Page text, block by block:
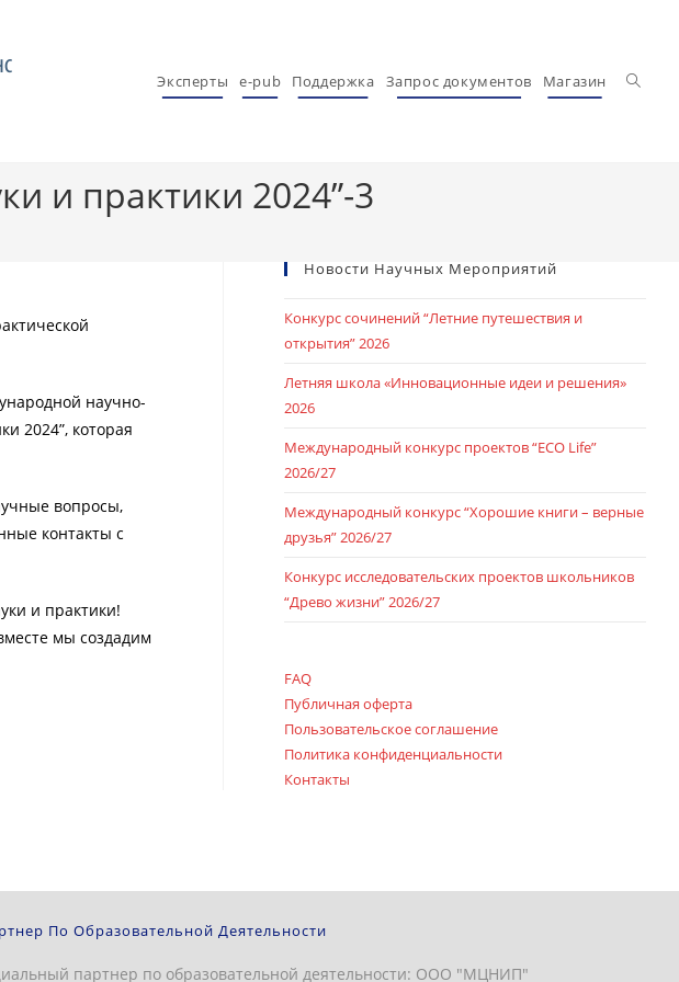
Эксперты e-pub Поддержка Запрос документов Магазин
и практики 2024”-3
научно-
2024”, которая
вопросы,
контакты с
и практики!
мы создадим
Новости Научных Мероприятий
Конкурс сочинений “Летние путешествия и
открытия” 2026
Летняя школа «Инновационные идеи и решения»
2026
Международный конкурс проектов “ECO Life”
2026/27
Международный конкурс “Хорошие книги – верные
друзья” 2026/27
Конкурс исследовательских проектов школьников
“Древо жизни” 2026/27
FAQ
Публичная оферта
Пользовательское соглашение
Политика конфиденциальности
Контакты
По Образовательной Деятельности
партнер по образовательной деятельности: ООО "МЦНИП"